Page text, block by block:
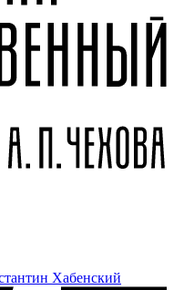
Хабенский